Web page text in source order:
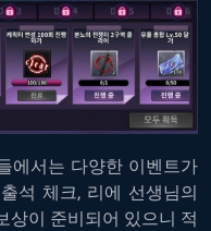
에서는 다양한 이벤트가
출석 체크, 리에 선생님의
상이 준비되어 있으니 적